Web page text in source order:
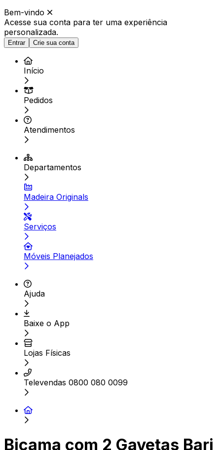
Bem-vindo
Acesse sua conta para ter uma experiência
personalizada.
Entrar Crie sua conta
Início
Pedidos
Atendimentos
Departamentos
Madeira Originals
Serviços
Móveis Planejados
Ajuda
Baixe o App
Lojas Físicas
Televendas 0800 080 0099
Bicama com 2 Gavetas Bari